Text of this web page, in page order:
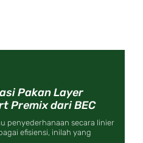
Pakan Layer
Premix dari BEC
penyederhanaan secara linier
efisiensi, inilah yang